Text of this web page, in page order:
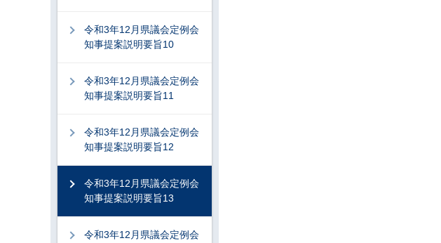
令和3年12月県議会定例会
知事提案説明要旨10
令和3年12月県議会定例会
知事提案説明要旨11
令和3年12月県議会定例会
知事提案説明要旨12
令和3年12月県議会定例会
知事提案説明要旨13
令和3年12月県議会定例会